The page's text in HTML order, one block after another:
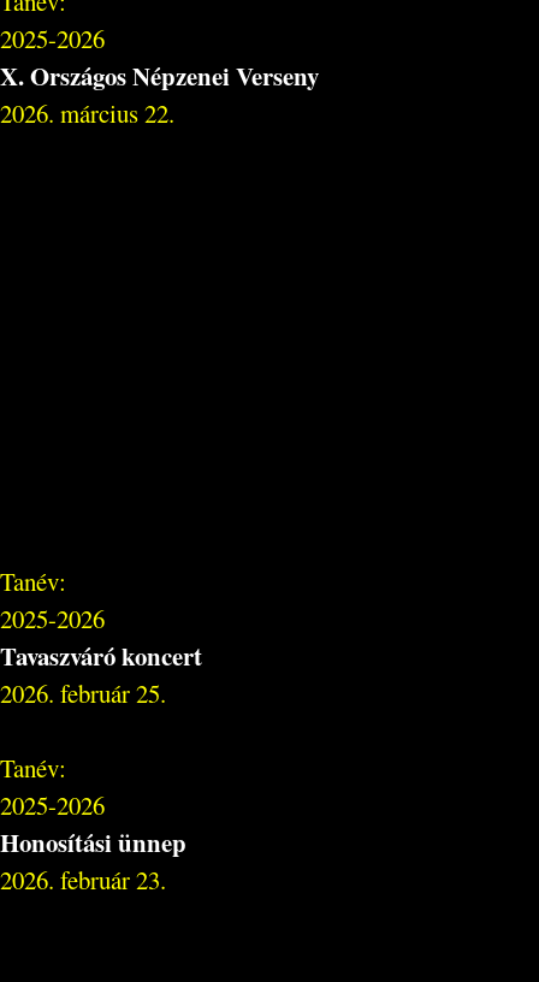
2025-2026
X. Országos Népzenei Verseny
2026. március 22.
Tanév:
2025-2026
Tavaszváró koncert
2026. február 25.
Tanév:
2025-2026
Honosítási ünnep
2026. február 23.